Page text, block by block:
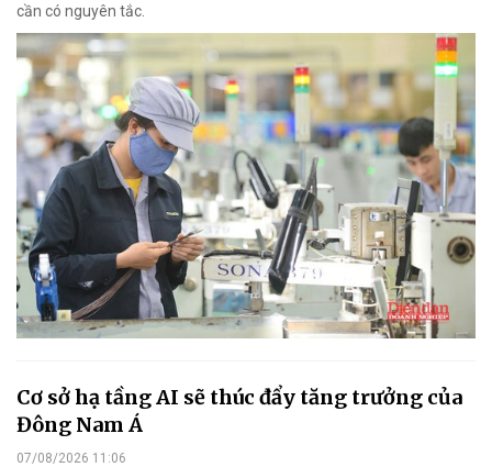
cần có nguyên tắc.
Cơ sở hạ tầng AI sẽ thúc đẩy tăng trưởng của
Đông Nam Á
07/08/2026 11:06